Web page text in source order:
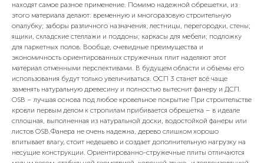
находят самое разное применение. Помимо надежной обрешетки, из
этого материала делают: временную и многоразовую строительную
опалубку; заборы различного назначения; лестницы, перегородки, стены;
ящики, складские стеллажи и поддоны; каркасы для мебели; подложку
для паркетных полов. Вообще, очевидные преимущества и
экономичность ориентированных стружечных плит наделяют этот
материал отменными перспективами. В будущем области и объемы его
использования будут только увеличиваться. ОСП 3 станет всё чаще
заменять натуральную древесину и полностью вытеснит фанеру и ДСП.
OSB – лучшая основа под любое кровельное покрытие При строительстве
кровли первым делом к стропилам прибивается обрешетка – в идеале
сплошная, выполненная из натуральной доски, водостойкой фанеры или
листов OSB.Фанера не очень надежна, дерево слишком хорошо
впитывает влагу, стоит недешево и создает дополнительную нагрузку на
несущие конструкции. Ориентированно-стружечные плиты отличаются